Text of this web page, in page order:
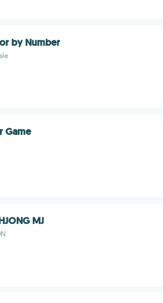
by Number
Game
MJ